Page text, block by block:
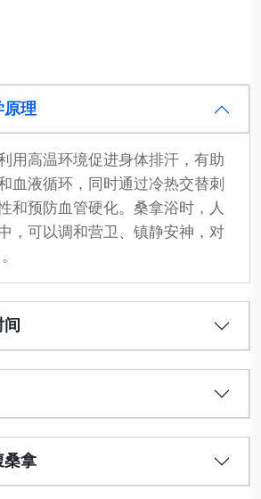
原理
用高温环境促进身体排汗，有助
血液循环，同时通过冷热交替刺
和预防血管硬化。桑拿浴时，人
，可以调和营卫、镇静安神，对
拿